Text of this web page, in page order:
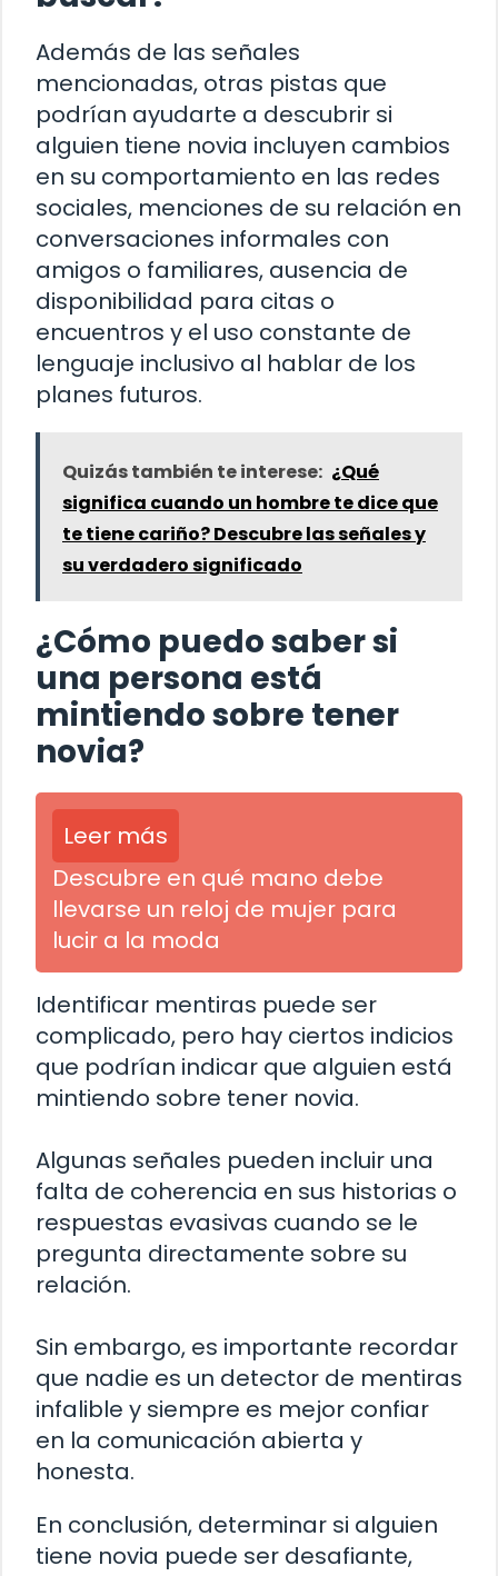
Además de las señales
mencionadas, otras pistas que
podrían ayudarte a descubrir si
alguien tiene novia incluyen cambios
en su comportamiento en las redes
sociales, menciones de su relación en
conversaciones informales con
amigos o familiares, ausencia de
disponibilidad para citas o
encuentros y el uso constante de
lenguaje inclusivo al hablar de los
planes futuros.
Quizás también te interese: ¿Qué
significa cuando un hombre te dice que
te tiene cariño? Descubre las señales y
su verdadero significado
¿Cómo puedo saber si
una persona está
mintiendo sobre tener
novia?
Leer más
Descubre en qué mano debe
llevarse un reloj de mujer para
lucir a la moda
Identificar mentiras puede ser
complicado, pero hay ciertos indicios
que podrían indicar que alguien está
mintiendo sobre tener novia.
Algunas señales pueden incluir una
falta de coherencia en sus historias o
respuestas evasivas cuando se le
pregunta directamente sobre su
relación.
Sin embargo, es importante recordar
que nadie es un detector de mentiras
infalible y siempre es mejor confiar
en la comunicación abierta y
honesta.
En conclusión, determinar si alguien
tiene novia puede ser desafiante,